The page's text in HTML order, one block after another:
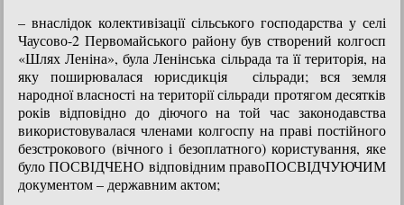
– внаслідок колективізації сільського господарства у селі
Чаусово-2 Первомайського району був створений колгосп
«Шлях Леніна», була Ленінська сільрада та її територія, на
яку поширювалася юрисдикція сільради; вся земля
народної власності на території сільради протягом десятків
років відповідно до діючого на той час законодавства
використовувалася членами колгоспу на праві постійного
безстрокового (вічного і безоплатного) користування, яке
було ПОСВІДЧЕНО відповідним правоПОСВІДЧУЮЧИМ
документом – державним актом;